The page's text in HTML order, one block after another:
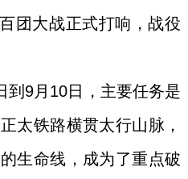
大战正式打响，战役
9月10日，主要任务是
太铁路横贯太行山脉，
生命线，成为了重点破